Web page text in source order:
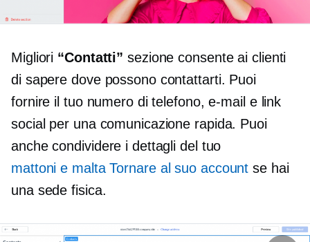
Migliori “Contatti” sezione consente ai clienti
di sapere dove possono contattarti. Puoi
fornire il tuo numero di telefono, e-mail e link
social per una comunicazione rapida. Puoi
anche condividere i dettagli del tuo
mattoni e maltaTornare al suo account se hai
una sede fisica.